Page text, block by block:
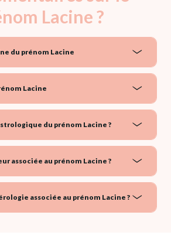
Lacine ?
du prénom Lacine
Lacine
du prénom Lacine ?
associée au prénom Lacine ?
associée au prénom Lacine ?